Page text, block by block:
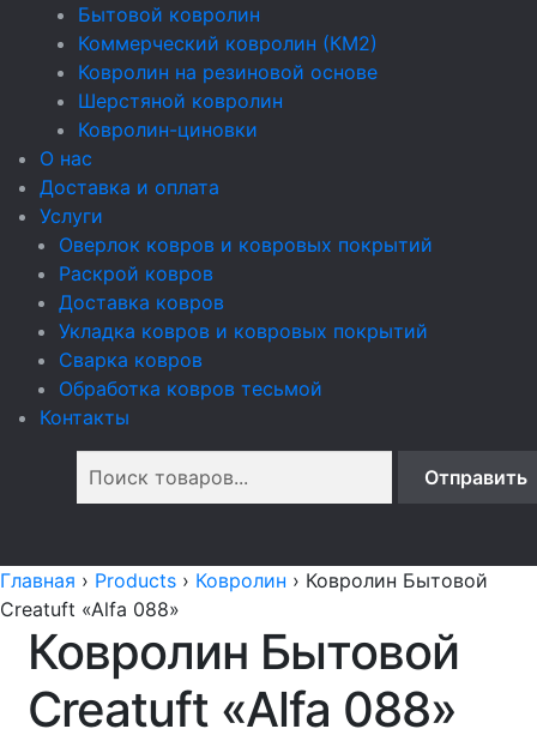
Бытовой ковролин
Коммерческий ковролин (КМ2)
Ковролин на резиновой основе
Шерстяной ковролин
Ковролин-циновки
О нас
Доставка и оплата
Услуги
Оверлок ковров и ковровых покрытий
Раскрой ковров
Доставка ковров
Укладка ковров и ковровых покрытий
Сварка ковров
Обработка ковров тесьмой
Контакты
Главная › Products › Ковролин › Ковролин Бытовой
Creatuft «Alfa 088»
Ковролин Бытовой
Creatuft «Alfa 088»